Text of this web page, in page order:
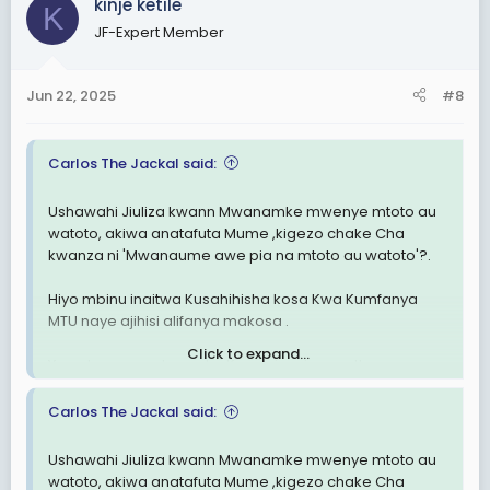
Yote haya aliyaanza nilipomwambia so far Nina watoto
sita, Kila mtoto na Mama yake.
tu nilimkuta hajazaa, na nilimkuta Bikra, na nikamzalisha
mtoto Mmoja.
Sasa huyu Bidada, kisa kanikuta Nina Maisha ya yeye
kuonekana ni mwanamke mwenye bahati , anataka
kukuambia Juu🤣nmestukaaa .
Alafu kingine kaanza habari za Kadogo kake
nikapeleke Shule nzuri, weeeeee.
Yaan watoto wangu sita nipambane nao, alafu
nipambane kusomesha Damu isiyo yangu !!
Watu mtasema..
Ohooo somesha tu Hujui atakayekutunza..
K kinje ketile
JF-Expert Member
Jun 22, 2025 #8
Carlos The Jackal said:
Ushawahi Jiuliza kwann Mwanamke mwenye mtoto au
watoto, akiwa anatafuta Mume ,kigezo chake Cha
kwanza ni 'Mwanaume awe pia na mtoto au watoto'?.
Hiyo mbinu inaitwa Kusahihisha kosa Kwa Kumfanya
MTU naye ajihisi alifanya makosa .
Yaan hapo mnakua mko Kwa mizani sawa !!
Mwanamke mwenye mtoto au watoto ila hajaolewa.
yaan mwanaume alozalisha zake watoto .
Click to expand...
Carlos The Jackal said:
Ushawahi Jiuliza kwann Mwanamke mwenye mtoto au
watoto, akiwa anatafuta Mume ,kigezo chake Cha